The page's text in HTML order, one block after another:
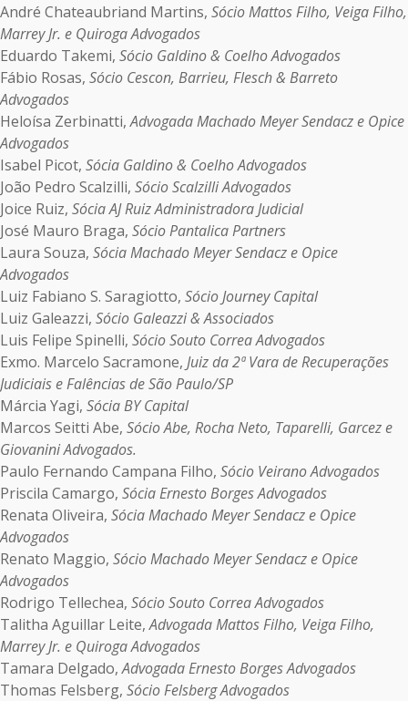
André Chateaubriand Martins, Sócio Mattos Filho, Veiga Filho,
Marrey Jr. e Quiroga Advogados
Eduardo Takemi, Sócio Galdino & Coelho Advogados
Fábio Rosas, Sócio Cescon, Barrieu, Flesch & Barreto
Advogados
Heloísa Zerbinatti,Advogada Machado Meyer Sendacz e Opice
Advogados
Isabel Picot, Sócia Galdino & Coelho Advogados
João Pedro Scalzilli, Sócio Scalzilli Advogados
Joice Ruiz, Sócia AJ Ruiz Administradora Judicial
José Mauro Braga, Sócio Pantalica Partners
Laura Souza, Sócia Machado Meyer Sendacz e Opice
Advogados
Luiz Fabiano S. Saragiotto, Sócio Journey Capital
Luiz Galeazzi, Sócio Galeazzi & Associados
Luis Felipe Spinelli, Sócio Souto Correa Advogados
Exmo. Marcelo Sacramone, Juiz da 2ª Vara de Recuperações
Judiciais e Falências de São Paulo/SP
Márcia Yagi, Sócia BY Capital
Marcos Seitti Abe, Sócio Abe, Rocha Neto, Taparelli, Garcez e
Giovanini Advogados.
Paulo Fernando Campana Filho, Sócio Veirano Advogados
Priscila Camargo, Sócia Ernesto Borges Advogados
Renata Oliveira, Sócia Machado Meyer Sendacz e Opice
Advogados
Renato Maggio, Sócio Machado Meyer Sendacz e Opice
Advogados
Rodrigo Tellechea, Sócio Souto Correa Advogados
Talitha Aguillar Leite,Advogada Mattos Filho, Veiga Filho,
Marrey Jr. e Quiroga Advogados
Tamara Delgado,Advogada Ernesto Borges Advogados
Thomas Felsberg, Sócio Felsberg Advogados